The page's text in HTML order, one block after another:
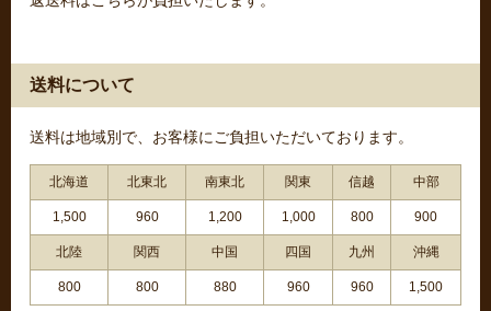
送料について
送料は地域別で、お客様にご負担いただいております。
北海道 北東北 南東北 関東 信越 中部
1,500 960 1,200 1,000 800 900
北陸 関西 中国 四国 九州 沖縄
800 800 880 960 960 1,500